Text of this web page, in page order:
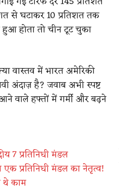
से घटाकर 10 प्रतिशत तक
होता तो चीन टूट चुका
वास्तव में भारत अमेरिकी
अंदाज़ है? जवाब अभी स्पष्ट
वाले हफ्तों में गर्मी और बढ़ने
7 प्रतिनिधी मंडल
प्रतिनिधी मंडल का नेतृत्व!
थे काम